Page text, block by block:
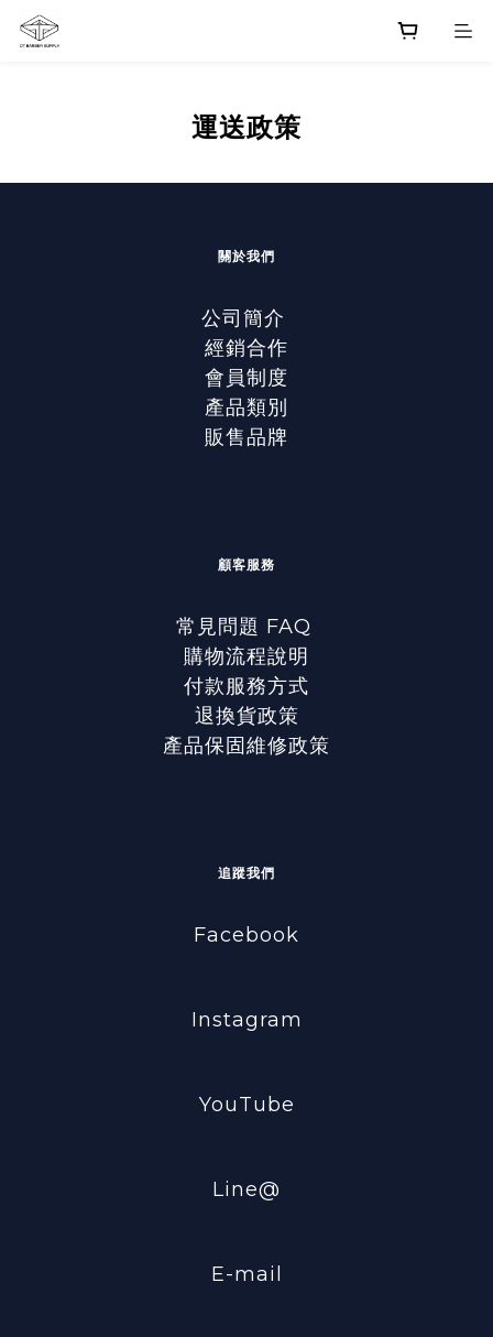
運送政策
關於我們
公司簡介
經銷合作
會員制度
產品類別
販售品牌
顧客服務
常見問題 FAQ
購物流程說明
付款服務方式
退換貨政策
產品保固維修政策
追蹤我們
Facebook
Instagram
YouTube
Line@
E-mail